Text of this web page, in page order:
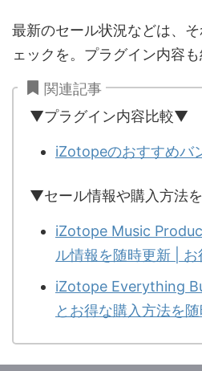
最新のセール状況などは、
ェックを。プラグイン内容も
関連記事
▼プラグイン内容比較▼
iZotopeのおすすめバ
▼セール情報や購入方法
iZotope Music
ル情報を随時更新 |
iZotope Everything
とお得な購入方法を